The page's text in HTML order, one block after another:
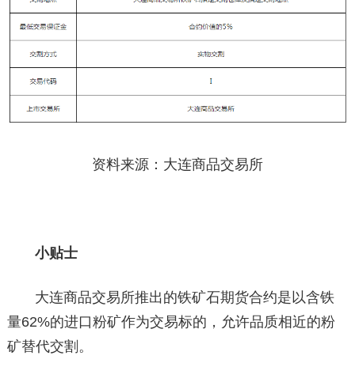
资料来源：大连商品交易所
小贴士
大连商品交易所推出的铁矿石期货合约是以含铁
量62%的进口粉矿作为交易标的，允许品质相近的粉
矿替代交割。